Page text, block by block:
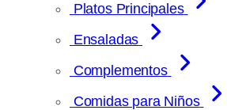
Platos Principales
Ensaladas
Complementos
Comidas para Niños